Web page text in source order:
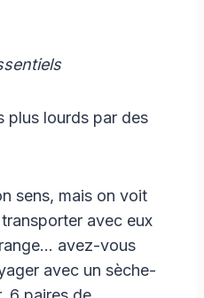
plus lourds par des
sens, mais on voit
avec eux
avez-vous
avec un sèche-